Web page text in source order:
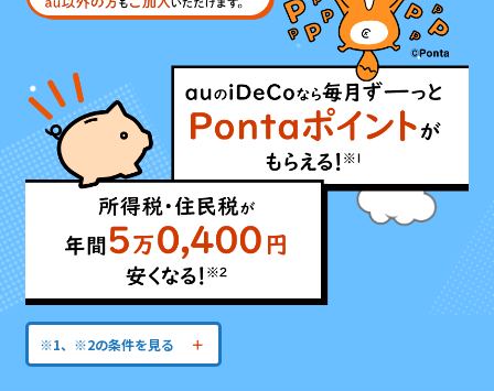
※1、※2の条件を見る